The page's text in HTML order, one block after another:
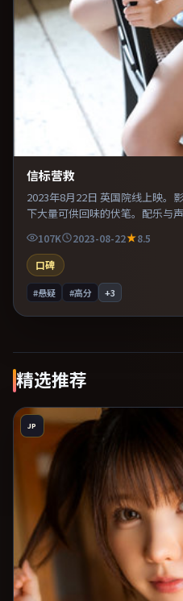
信标营救
2023年8月22日 英国院线上映。
下大量可供回味的伏笔。配乐与
易沉浸其中。推荐给偏爱群像戏
107K 2023-08-22
8.5
口碑
#悬疑 #高分 +3
精选推荐
JP